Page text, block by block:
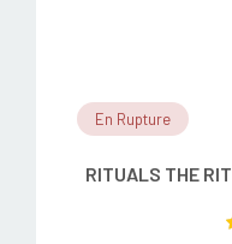
En Rupture
RITUALS THE